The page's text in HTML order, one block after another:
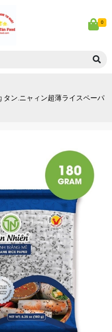
0
タン.ニャィン超薄ライスペーパ